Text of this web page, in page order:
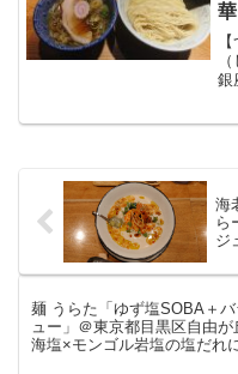
銀
海
ら
ジ
パ
た
麺 うらた「ゆず塩SOBA＋
ュー」＠東京都目黒区自由
海塩×モンゴル岩塩の塩だれ